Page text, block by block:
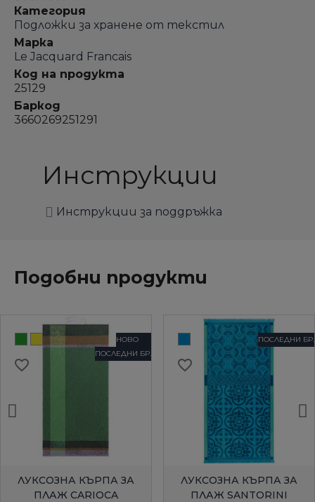
Категория
Подложки за хранене от текстил
Марка
Le Jacquard Francais
Код на продукта
25129
Баркод
3660269251291
Инструкции
Инструкции за поддръжка
Подобни продукти
БЪРЗ ПРЕГЛЕД
НОВО
ПОСЛЕДНИ БР.
ЛУКСОЗНА КЪРПА ЗА
ПЛАЖ CARIOCA
favorite_border
БЪРЗ ПРЕГЛЕД
ПОСЛЕДНИ БР.
ЛУКСОЗНА КЪРПА ЗА
ПЛАЖ SANTORINI
favorite_border